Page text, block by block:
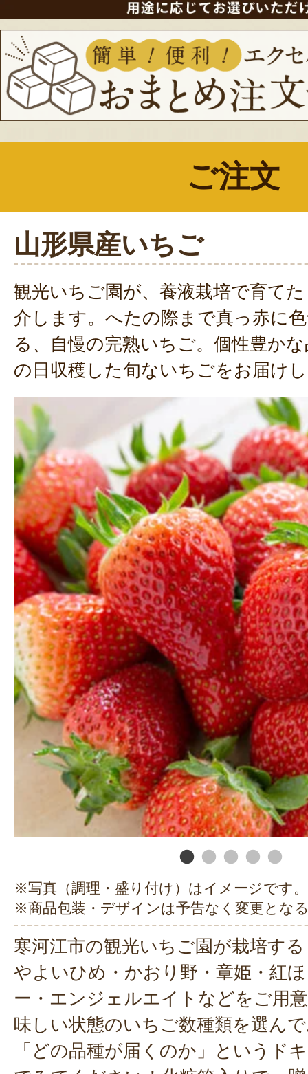
ご注文
山形県産いちご
観光いちご園が、養液栽培で育て
介します。へたの際まで真っ赤に
る、自慢の完熟いちご。個性豊か
の日収穫した旬ないちごをお届け
※写真（調理・盛り付け）はイメージです。
※商品包装・デザインは予告なく変更とな
寒河江市の観光いちご園が栽培す
やよいひめ・かおり野・章姫・紅
ー・エンジェルエイトなどをご用
味しい状態のいちご数種類を選ん
「どの品種が届くのか」というド